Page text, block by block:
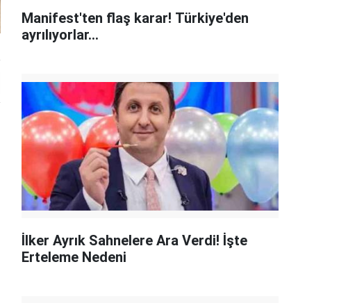
Manifest'ten flaş karar! Türkiye'den
ayrılıyorlar...
İlker Ayrık Sahnelere Ara Verdi! İşte
Erteleme Nedeni